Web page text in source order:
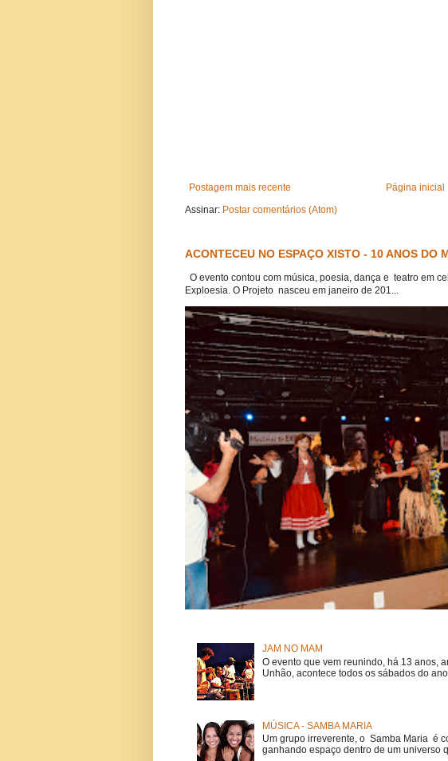
Postagem mais recente
Página inicial
Assinar: Postar comentários (Atom)
ACONTECEU NO ESPAÇO XISTO - 10 ANOS DO
O evento contou com música, poesia, dança e teatro em
Exploesia. O Projeto nasceu em janeiro de 201...
JAM NO MAM
O evento que vem reunindo, há 13 anos,
Unhão, acontece todos os sábados do
MÚSICA - SAMBA MARIA
Um grupo irreverente, o Samba Maria é
ganhando espaço dentro de um universo